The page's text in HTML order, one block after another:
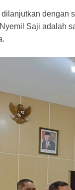
dilanjutkan dengan
Saji adalah